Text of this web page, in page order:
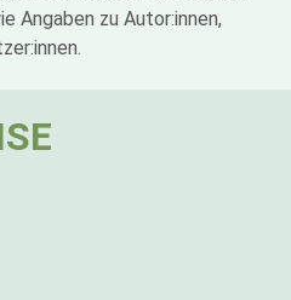
Angaben zu Autor:innen,